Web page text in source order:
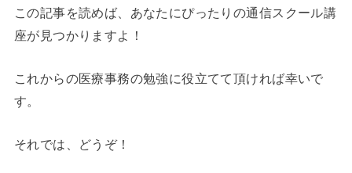
この記事を読めば、あなたにぴったりの通信スクール講
座が見つかりますよ！
これからの医療事務の勉強に役立てて頂ければ幸いで
す。
それでは、どうぞ！